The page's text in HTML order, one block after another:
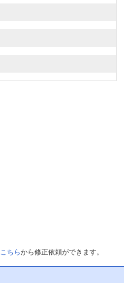
こちらから修正依頼ができます。